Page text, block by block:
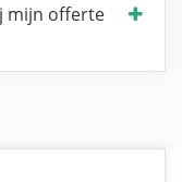
mijn offerte